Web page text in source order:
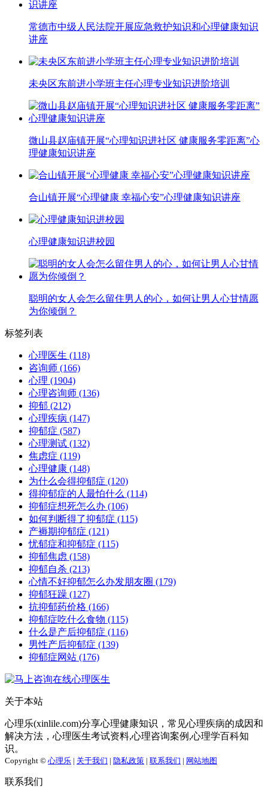
常德市中级人民法院开展应急救护知识和心理健康知识
讲座
未央区东前进小学班主任心理专业知识进阶培训
微山县赵庙镇开展“心理知识进社区 健康服务零距离”心
理健康知识讲座
合山镇开展“心理健康 幸福心安”心理健康知识讲座
心理健康知识进校园
聪明的女人会怎么留住男人的心，如何让男人心甘情愿
为你倾倒？
标签列表
心理医生 (118)
咨询师 (166)
心理 (1904)
心理咨询师 (136)
抑郁 (212)
心理疾病 (147)
抑郁症 (587)
心理测试 (132)
焦虑症 (119)
心理健康 (148)
为什么会得抑郁症 (120)
得抑郁症的人最怕什么 (114)
抑郁症想死怎么办 (106)
如何判断得了抑郁症 (115)
产褥期抑郁症 (121)
忧郁症和抑郁症 (115)
抑郁焦虑 (158)
抑郁自杀 (213)
心情不好抑郁怎么办发朋友圈 (179)
抑郁狂躁 (127)
抗抑郁药价格 (166)
抑郁症吃什么食物 (115)
什么是产后抑郁症 (116)
男性产后抑郁症 (139)
抑郁症网站 (176)
关于本站
心理乐(xinlile.com)分享心理健康知识，常见心理疾病的成因和
解决方法，心理医生考试资料,心理咨询案例,心理学百科知
识。
Copyright © 心理乐 | 关于我们 | 隐私政策 | 联系我们 | 网站地图
联系我们